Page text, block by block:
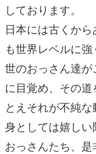
しております。
日本には古くか
も世界レベルに強
世のおっさん達
に目覚め、その
とえそれが不純
身としては嬉しい
おっさんたち、